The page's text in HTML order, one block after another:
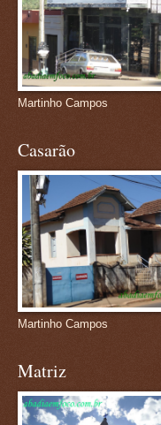
Martinho Campos
Casarão
Martinho Campos
Matriz